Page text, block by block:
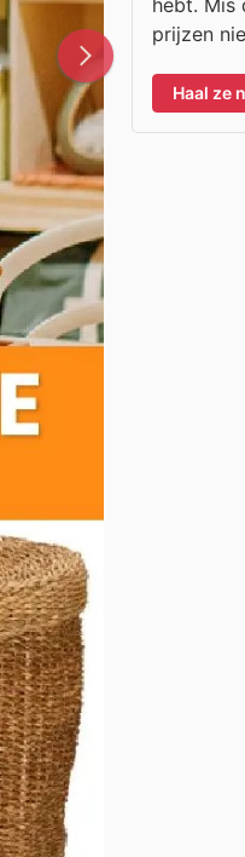
prijzen
Haal ze